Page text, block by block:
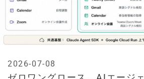
2026-07-08